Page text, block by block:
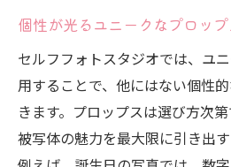
個性が光るユニークなプロッ
セルフフォトスタジオでは、ユ
用することで、他にはない個性
きます。プロップスは選び方次
被写体の魅力を最大限に引き出す